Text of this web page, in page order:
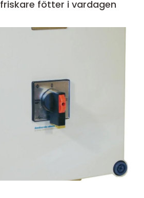
Fotvård i boden friskare fötter i vardagen